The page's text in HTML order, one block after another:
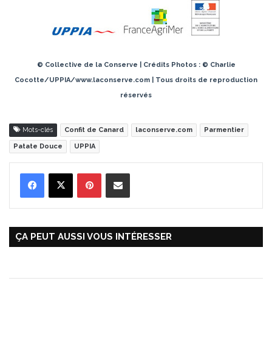
© Collective de la Conserve | Crédits Photos : © Charlie
Cocotte/UPPIA/www.laconserve.com | Tous droits de reproduction
réservés
Mots-clés Confit de Canard laconserve.com Parmentier
Patate Douce UPPIA
ÇA PEUT AUSSI VOUS INTÉRESSER